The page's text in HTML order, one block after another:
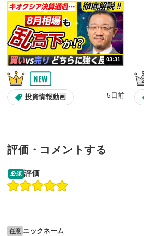
03:31
投資情報動画 5日前
操作説明動画
評価・コメントする
必須 評価
任意 ニックネーム